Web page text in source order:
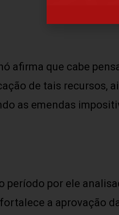
afirma que cabe
de tais recursos,
as emendas
período por ele
a aprovação